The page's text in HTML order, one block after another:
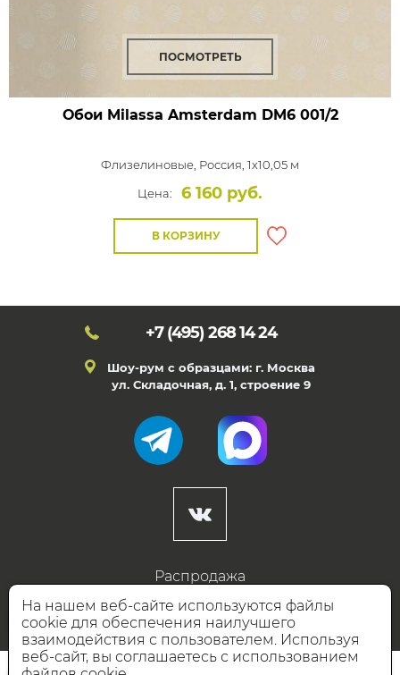
ПОСМОТРЕТЬ
Обои Milassa Amsterdam DM6 001/2
Флизелиновые, Россия, 1x10,05 м
Цена:
6 160 руб.
В КОРЗИНУ
+7 (495) 268 14 24
Шоу-рум с образцами: г. Москва
ул. Складочная, д. 1, строение 9
Распродажа
Готовые дизайны
Дизайнерам
НАШИ ПАРТНЁРЫ
На нашем веб-сайте используются файлы
cookie для обеспечения наилучшего
взаимодействия с пользователем. Используя
веб-сайт, вы соглашаетесь с использованием